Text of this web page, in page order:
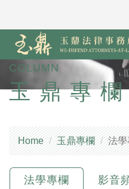
COLUMN
玉鼎專
Home 玉鼎專欄 法學
法學專欄 影音